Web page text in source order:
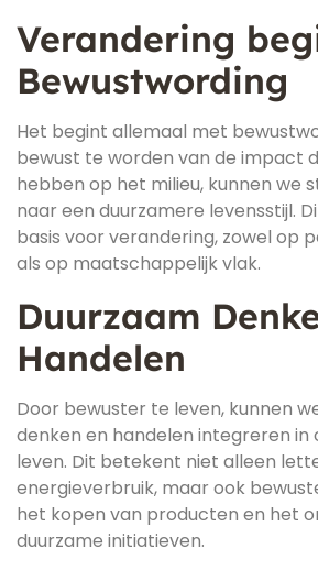
Verandering
Bewustwording
Het begint allemaal met
bewust te worden van de impact
hebben op het milieu, kunnen we
naar een duurzamere levensstijl.
basis voor verandering, zowel op
als op maatschappelijk vlak.
Duurzaam
Handelen
Door bewuster te leven, kunnen
denken en handelen integreren in
leven. Dit betekent niet alleen
energieverbruik, maar ook
het kopen van producten en het
duurzame initiatieven.